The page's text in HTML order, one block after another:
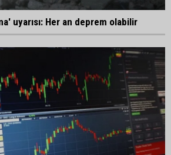
uyarısı: Her an deprem olabilir